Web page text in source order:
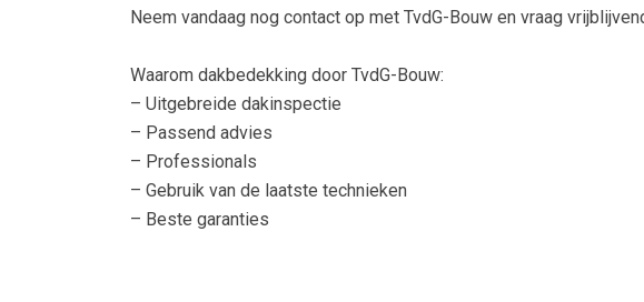
Neem vandaag nog contact op met TvdG-Bouw en vraag
Waarom dakbedekking door TvdG-Bouw:
– Uitgebreide dakinspectie
– Passend advies
– Professionals
– Gebruik van de laatste technieken
– Beste garanties